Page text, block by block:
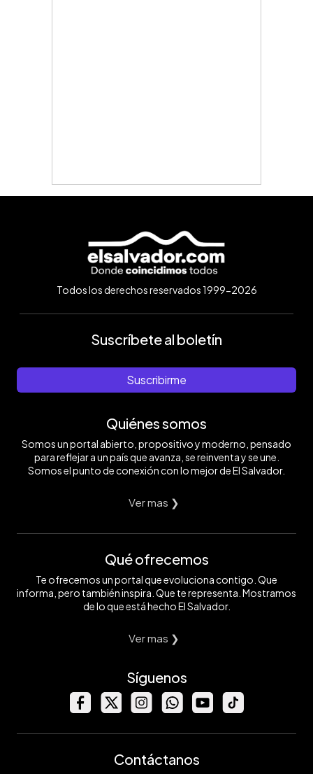
Todos los derechos reservados 1999-2026
Suscríbete al boletín
Suscribirme
Quiénes somos
Somos un portal abierto, propositivo y moderno, pensado
para reflejar a un país que avanza, se reinventa y se une.
Somos el punto de conexión con lo mejor de El Salvador.
Ver mas ❯
Qué ofrecemos
Te ofrecemos un portal que evoluciona contigo. Que
informa, pero también inspira. Que te representa. Mostramos
de lo que está hecho El Salvador.
Ver mas ❯
Síguenos
Contáctanos